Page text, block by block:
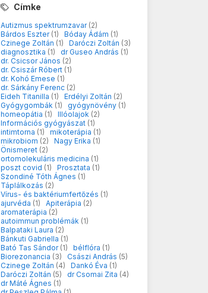
Címke
Autizmus spektrumzavar (2)
Bárdos Eszter (1) Bóday Ádám (1)
Czinege Zoltán (1) Daróczi Zoltán (3)
diagnosztika (1) dr Guseo András (1)
dr. Csicsor János (2)
dr. Csiszár Róbert (1)
dr. Kohó Emese (1)
dr. Sárkány Ferenc (2)
Eideh Titanilla (1) Erdélyi Zoltán (2)
Gyógygombák (1) gyógynövény (1)
homeopátia (1) Illóolajok (2)
Információs gyógyászat (1)
intimtorna (1) mikoterápia (1)
mikrobiom (2) Nagy Erika (1)
Önismeret (2)
ortomolekuláris medicina (1)
poszt covid (1) Prosztata (1)
Szondiné Tóth Ágnes (1)
Táplálkozás (2)
Vírus- és baktériumfertőzés (1)
ajurvéda (1) Apiterápia (2)
aromaterápia (2)
autoimmun problémák (1)
Balpataki Laura (2)
Bánkuti Gabriella (1)
Bató Tas Sándor (1) bélflóra (1)
Biorezonancia (3) Császi András (5)
Czinege Zoltán (4) Dankó Éva (1)
Daróczi Zoltán (5) dr Csomai Zita (4)
dr Máté Ágnes (1)